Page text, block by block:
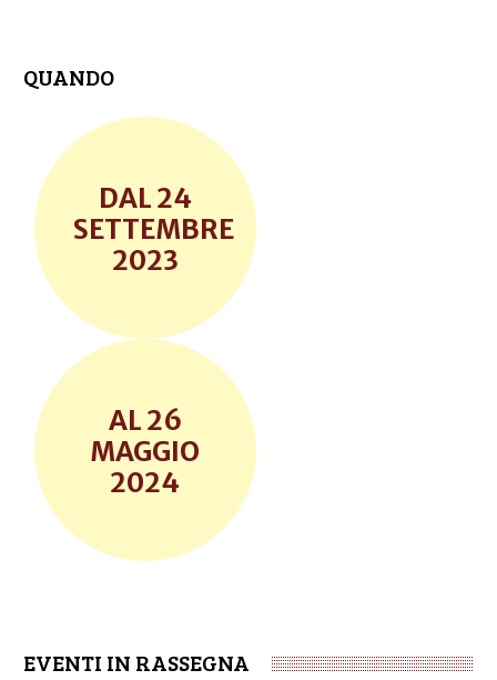
QUANDO
24
SETTEMBRE
2023
26
MAGGIO
2024
EVENTI IN RASSEGNA